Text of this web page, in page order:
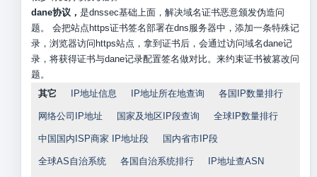
dane协议， 是dnssec基础上面，解决域名证书恶意颁发伪造问
题。 会把站点https证书签名部署在dns服务器中，添加一条特殊记
录，浏览器访问https站点，拿到证书后，会通过访问域名dane记
录，将获得证书与dane记录配置签名做对比。来约束证书被篡改问
题。
其它
IP地址信息 IP地址所在地查询 各国IP数量排行
网络公司IP地址 国家及地区IP段查询 全球IP数量排行
中国国内ISP商家 IP地址段 国内省市IP段
全球AS自治系统 各国自治系统排行 IP地址查ASN